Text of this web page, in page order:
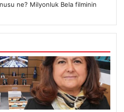
ne? Milyonluk Bela filminin